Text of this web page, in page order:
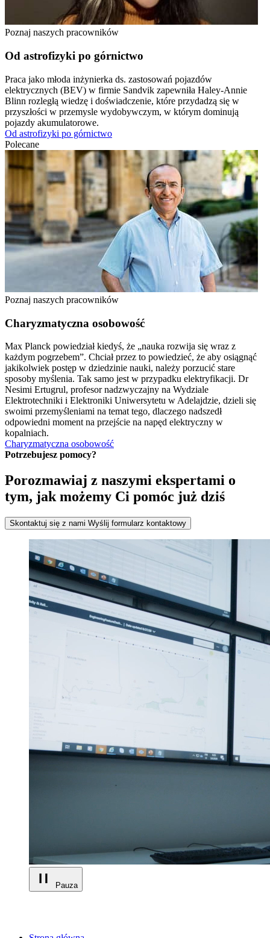
Poznaj naszych pracowników
Od astrofizyki po górnictwo
Praca jako młoda inżynierka ds. zastosowań pojazdów
elektrycznych (BEV) w firmie Sandvik zapewniła Haley-Annie
Blinn rozległą wiedzę i doświadczenie, które przydadzą się w
przyszłości w przemysle wydobywczym, w którym dominują
pojazdy akumulatorowe.
Od astrofizyki po górnictwo
Polecane
Poznaj naszych pracowników
Charyzmatyczna osobowość
Max Planck powiedział kiedyś, że „nauka rozwija się wraz z
każdym pogrzebem”. Chciał przez to powiedzieć, że aby osiągnąć
jakikolwiek postęp w dziedzinie nauki, należy porzucić stare
sposoby myślenia. Tak samo jest w przypadku elektryfikacji. Dr
Nesimi Ertugrul, profesor nadzwyczajny na Wydziale
Elektrotechniki i Elektroniki Uniwersytetu w Adelajdzie, dzieli się
swoimi przemyśleniami na temat tego, dlaczego nadszedł
odpowiedni moment na przejście na napęd elektryczny w
kopalniach.
Charyzmatyczna osobowość
Potrzebujesz pomocy?
Porozmawiaj z naszymi ekspertami o
tym, jak możemy Ci pomóc już dziś
Skontaktuj się z nami Wyślij formularz kontaktowy
Pauza